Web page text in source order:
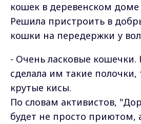
кошек в деревенском доме
Решила пристроить в
кошки на передержки у
- Очень ласковые кошечки.
сделала им такие полочки,
крутые кисы.
По словам активистов,
будет не просто приютом,